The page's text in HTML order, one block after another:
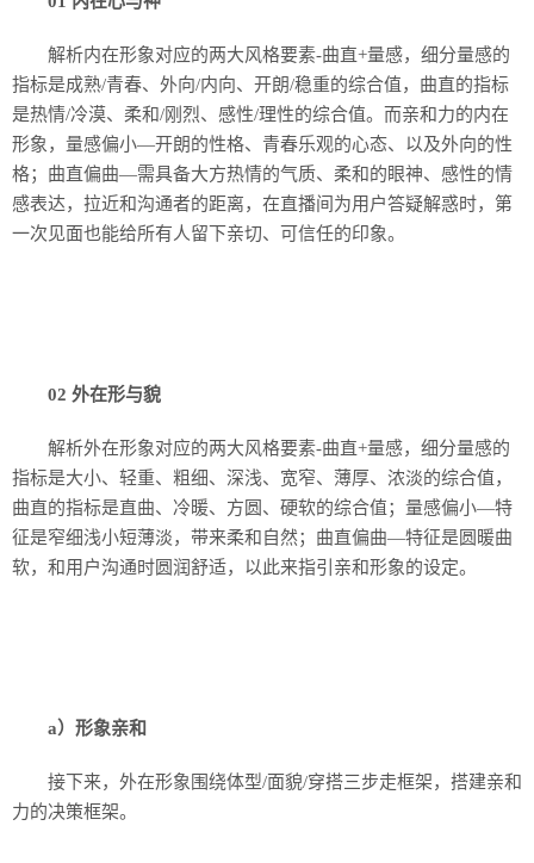
解析内在形象对应的两大风格要素-曲直+量感，细分量感的
指标是成熟/青春、外向/内向、开朗/稳重的综合值，曲直的指标
是热情/冷漠、柔和/刚烈、感性/理性的综合值。而亲和力的内在
形象，量感偏小—开朗的性格、青春乐观的心态、以及外向的性
格；曲直偏曲—需具备大方热情的气质、柔和的眼神、感性的情
感表达，拉近和沟通者的距离，在直播间为用户答疑解惑时，第
一次见面也能给所有人留下亲切、可信任的印象。
02 外在形与貌
解析外在形象对应的两大风格要素-曲直+量感，细分量感的
指标是大小、轻重、粗细、深浅、宽窄、薄厚、浓淡的综合值，
曲直的指标是直曲、冷暖、方圆、硬软的综合值；量感偏小—特
征是窄细浅小短薄淡，带来柔和自然；曲直偏曲—特征是圆暖曲
软，和用户沟通时圆润舒适，以此来指引亲和形象的设定。
a）形象亲和
接下来，外在形象围绕体型/面貌/穿搭三步走框架，搭建亲和
力的决策框架。